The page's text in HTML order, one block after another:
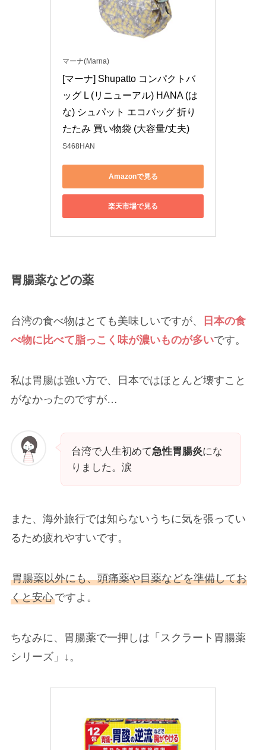
マーナ(Marna)
[マーナ] Shupatto コンパクトバ
ッグ L (リニューアル) HANA (は
な) シュパット エコバッグ 折り
たたみ 買い物袋 (大容量/丈夫)
S468HAN
Amazonで見る
楽天市場で見る
胃腸薬などの薬
台湾の食べ物はとても美味しいですが、
日本の食
べ物に比べて脂っこく味が濃いものが多いです。
私は胃腸は強い方で、日本ではほとんど壊すこと
がなかったのですが…
台湾で人生初めて急性胃腸炎にな
りました。涙
また、海外旅行では知らないうちに気を張ってい
るため疲れやすいです。
胃腸薬以外にも、頭痛薬や目薬などを準備してお
くと安心ですよ。
ちなみに、胃腸薬で一押しは「スクラート胃腸薬
シリーズ」↓。